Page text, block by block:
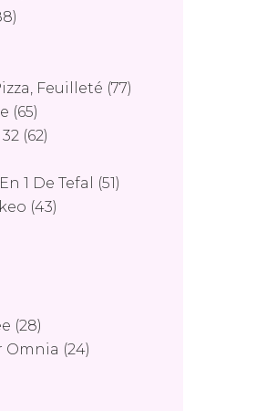
Feuilleté (77)
(65)
(62)
1 De Tefal
(51)
(43)
(28)
Omnia (24)